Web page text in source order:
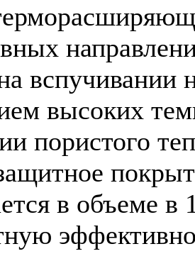
вспучивании
высоких
пористого
в объеме в